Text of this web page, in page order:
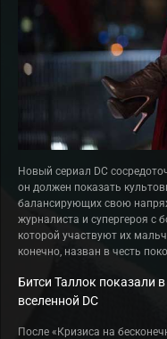
Новый сериал DC
он должен показать
балансирующих свою
журналиста и супергероя с
которой участвуют их
конечно, назван в честь
Битси Таллок показали
вселенной DC
После «Кризиса на